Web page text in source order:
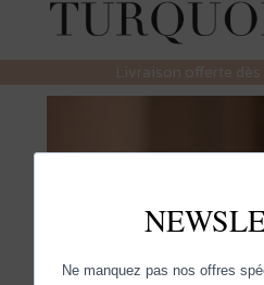
Livraison offerte dès